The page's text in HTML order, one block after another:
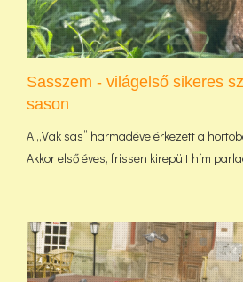
Sasszem - világelső sikeres
sason
A „Vak sas” harmadéve érkezett a
Akkor első éves, frissen kirepült hím